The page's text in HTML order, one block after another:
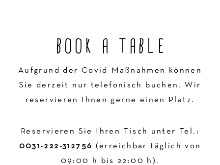
BOOK A TABLE
Aufgrund der Covid-Maßnahmen können
Sie derzeit nur telefonisch buchen. Wir
reservieren Ihnen gerne einen Platz.
Reservieren Sie Ihren Tisch unter Tel.:
0031-222-312756 (erreichbar täglich von
09:00 h bis 22:00 h).